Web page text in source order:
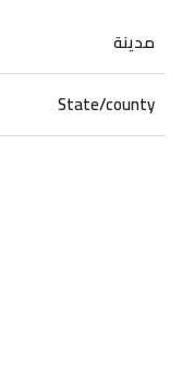
مدينة
State/county